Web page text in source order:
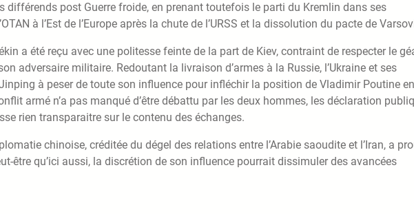
différends post Guerre froide, en prenant toutefois le parti du Kremlin dans ses
à l’Est de l’Europe après la chute de l’URSS et la dissolution du pacte de
a été reçu avec une politesse feinte de la part de Kiev, contraint de respecter le
adversaire militaire. Redoutant la livraison d’armes à la Russie, l’Ukraine et ses
à peser de toute son influence pour infléchir la position de Vladimir Poutine
armé n’a pas manqué d’être débattu par les deux hommes, les déclaration
rien transparaitre sur le contenu des échanges.
chinoise, créditée du dégel des relations entre l’Arabie saoudite et l’Iran, a
être qu’ici aussi, la discrétion de son influence pourrait dissimuler des avancées